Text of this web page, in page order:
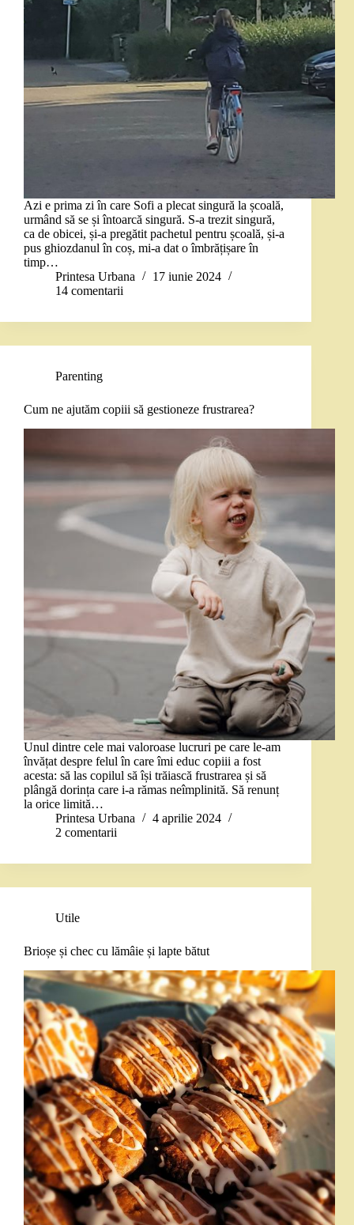
Azi e prima zi în care Sofi a plecat singură la școală,
urmând să se și întoarcă singură. S-a trezit singură,
ca de obicei, și-a pregătit pachetul pentru școală, și-a
pus ghiozdanul în coș, mi-a dat o îmbrățișare în
timp…
Printesa Urbana
17 iunie 2024
14 comentarii
Parenting
Cum ne ajutăm copiii să gestioneze frustrarea?
Unul dintre cele mai valoroase lucruri pe care le-am
învățat despre felul în care îmi educ copiii a fost
acesta: să las copilul să își trăiască frustrarea și să
plângă dorința care i-a rămas neîmplinită. Să renunț
la orice limită…
Printesa Urbana
4 aprilie 2024
2 comentarii
Utile
Brioșe și chec cu lămâie și lapte bătut